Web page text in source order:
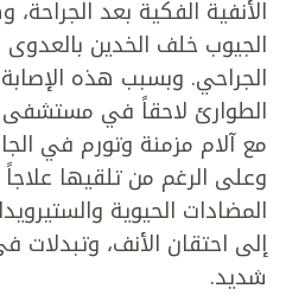
الأنفية الفكية بعد
الجيوب خلف الخدين بالعدوى
الجراحي. وبسبب هذه
الطوارئ لاحقاً في مستشفى
مع آلام مزمنة وتورم في
وعلى الرغم من تلقيها
المضادات الحيوية
إلى احتقان الأنف،
شديد.